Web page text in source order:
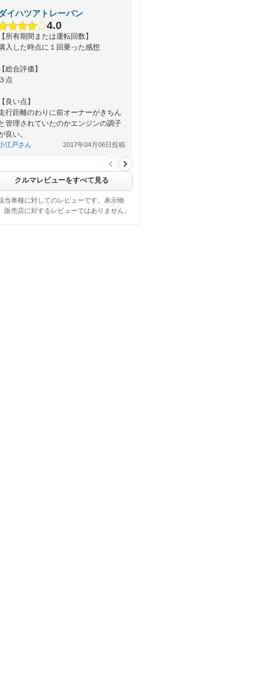
イハツアトレーバン
4.0
【所有期間または運転回数】
入した時点に１回乗った感想
【総合評価】
３点
【良い点】
行距離のわりに前オーナーがきちん
と管理されていたのかエンジンの調子
良い。
運転席側のスライドドア損傷あ…
江戸さん 2017年04月06日投稿
クルマレビューをすべて見る
当車種に対してのレビューです。表示物
販売店に対するレビューではありません。